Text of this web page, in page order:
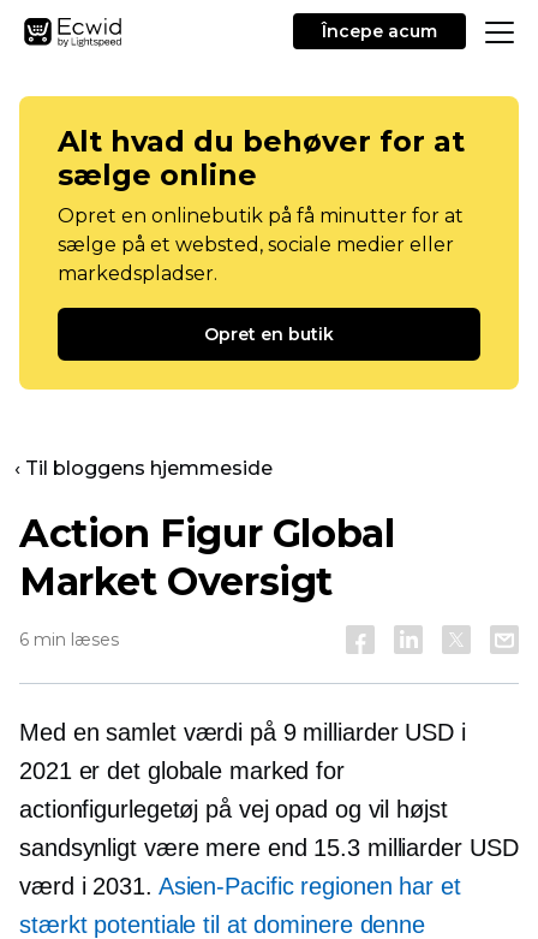
Începe acum
Alt hvad du behøver for at
sælge online
Opret en onlinebutik på få minutter for at
sælge på et websted, sociale medier eller
markedspladser.
Opret en butik
‹ Til bloggens hjemmeside
Action Figur Global
Market Oversigt
6 min læses
Med en samlet værdi på 9 milliarder USD i
2021 er det globale marked for
actionfigurlegetøj på vej opad og vil højst
sandsynligt være mere end 15.3 milliarder USD
værd i 2031. Asien-Pacificregionen har et
stærkt potentiale til at dominere denne